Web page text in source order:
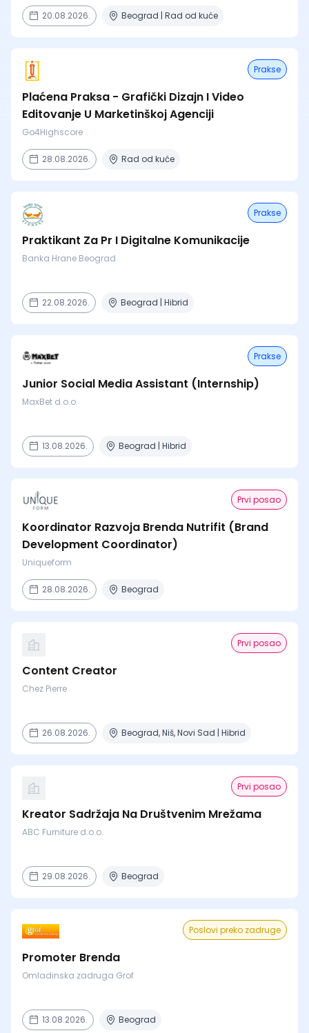
20.08.2026. Beograd | Rad od kuće
Prakse
Plaćena Praksa - Grafički Dizajn I Video
Editovanje U Marketinškoj Agenciji
Go4Highscore
28.08.2026. Rad od kuće
Prakse
Praktikant Za Pr I Digitalne Komunikacije
Banka Hrane Beograd
22.08.2026. Beograd | Hibrid
Prakse
Junior Social Media Assistant (Internship)
MaxBet d.o.o.
13.08.2026. Beograd | Hibrid
Prvi posao
Koordinator Razvoja Brenda Nutrifit (Brand
Development Coordinator)
Uniqueform
28.08.2026. Beograd
Prvi posao
Content Creator
Chez Pierre
26.08.2026. Beograd, Niš, Novi Sad | Hibrid
Prvi posao
Kreator Sadržaja Na Društvenim Mrežama
ABC Furniture d.o.o.
29.08.2026. Beograd
Poslovi preko zadruge
Promoter Brenda
Omladinska zadruga Grof
13.08.2026. Beograd